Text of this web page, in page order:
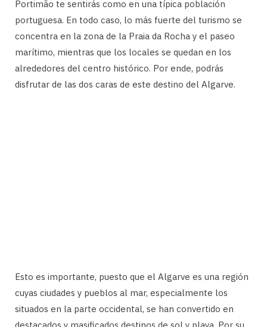
Portimão te sentirás como en una típica población
portuguesa. En todo caso, lo más fuerte del turismo se
concentra en la zona de la Praia da Rocha y el paseo
marítimo, mientras que los locales se quedan en los
alrededores del centro histórico. Por ende, podrás
disfrutar de las dos caras de este destino del Algarve.
Esto es importante, puesto que el Algarve es una región
cuyas ciudades y pueblos al mar, especialmente los
situados en la parte occidental, se han convertido en